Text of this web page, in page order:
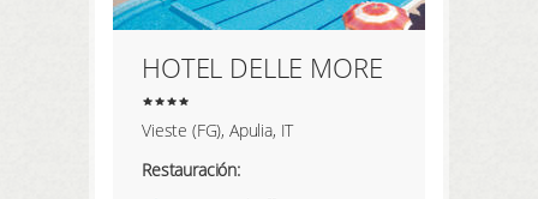
HOTEL DELLE MORE
Vieste (FG), Apulia, IT
Restauración: